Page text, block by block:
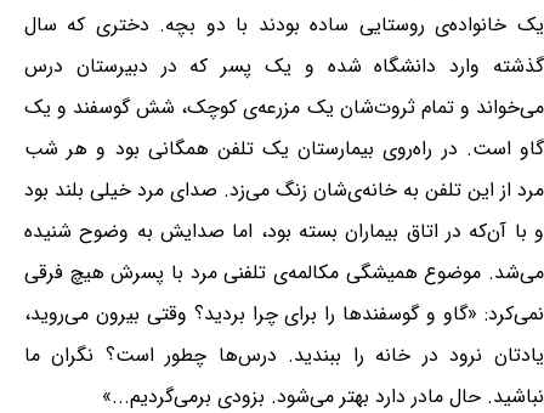
یک خانواده‌ی روستایی ساده بودند با دو بچه. دختری که سال
گذشته وارد دانشگاه شده و یک پسر که در دبیرستان درس
می‌خواند و تمام ثروت‌شان یک مزرعه‌ی کوچک، شش گوسفند و یک
گاو است. در راه‌روی بیمارستان یک تلفن همگانی بود و هر شب
مرد از این تلفن به خانه‌ی‌شان زنگ می‌زد. صدای مرد خیلی بلند بود
و با آن‌که در اتاق بیماران بسته بود، اما صدایش به وضوح شنیده
می‌شد. موضوع همیشگی مکالمه‌ی تلفنی مرد با پسرش هیچ فرقی
نمی‌کرد: «گاو و گوسفند‌ها را برای چرا بردید؟ وقتی بیرون می‌روید،
یادتان نرود در خانه را ببندید. درس‌ها چطور است؟ نگران ما
نباشید. حال مادر دارد بهتر می‌شود. بزودی برمی‌گردیم...»